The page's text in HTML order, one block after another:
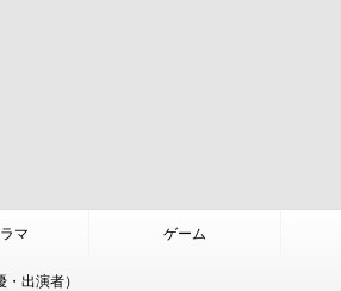
マ ゲーム
出演者）